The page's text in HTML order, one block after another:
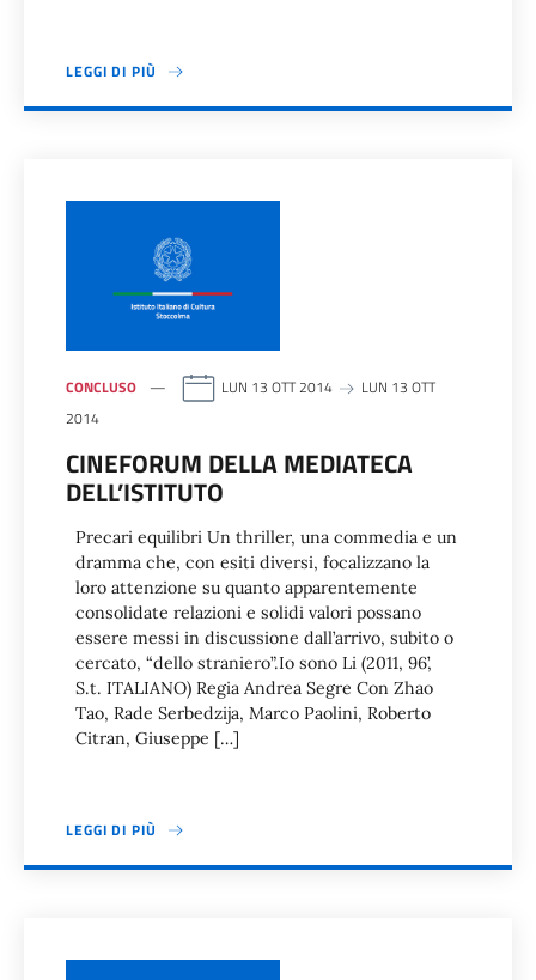
LEGGI DI PIÙ
CONCLUSO LUN 13 OTT 2014
LUN 13 OTT
2014
CINEFORUM DELLA MEDIATECA
DELL’ISTITUTO
Precari equilibri Un thriller, una commedia e un
dramma che, con esiti diversi, focalizzano la
loro attenzione su quanto apparentemente
consolidate relazioni e solidi valori possano
essere messi in discussione dall’arrivo, subito o
cercato, “dello straniero”.Io sono Li (2011, 96’,
S.t. ITALIANO) Regia Andrea Segre Con Zhao
Tao, Rade Serbedzija, Marco Paolini, Roberto
Citran, Giuseppe […]
LEGGI DI PIÙ